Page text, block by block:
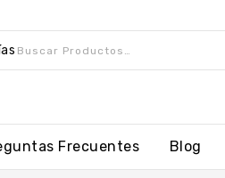
Frecuentes Blog